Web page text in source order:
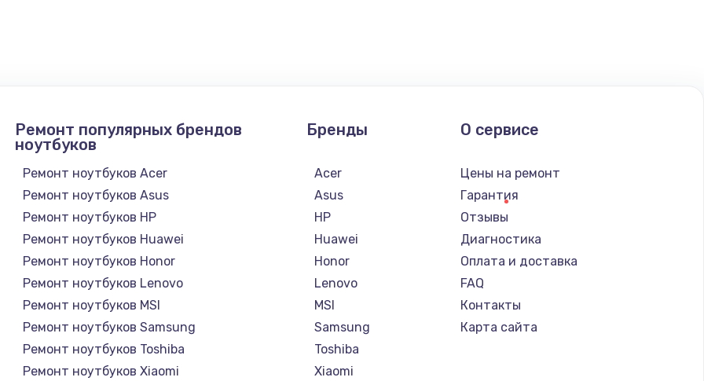
Ремонт популярных брендов
ноутбуков
Ремонт ноутбуков Acer
Ремонт ноутбуков Asus
Ремонт ноутбуков HP
Ремонт ноутбуков Huawei
Ремонт ноутбуков Honor
Ремонт ноутбуков Lenovo
Ремонт ноутбуков MSI
Ремонт ноутбуков Samsung
Ремонт ноутбуков Toshiba
Ремонт ноутбуков Xiaomi
Бренды
Acer
Asus
HP
Huawei
Honor
Lenovo
MSI
Samsung
Toshiba
Xiaomi
О сервисе
Цены на ремонт
Гарантия
Отзывы
Диагностика
Оплата и доставка
FAQ
Контакты
Карта сайта